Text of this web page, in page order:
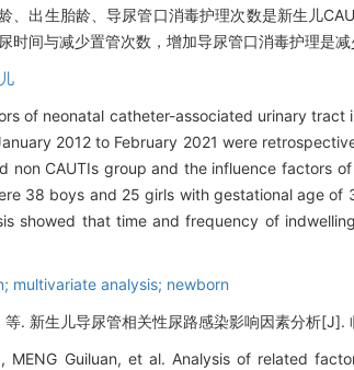
、出生胎龄、导尿管口消毒护理次数是新生儿
间与减少置管次数，增加导尿管口消毒护理是减
of neonatal catheter-associated urinary tract
2012 to February 2021 were
non CAUTIs group and the influence factors
38 boys and 25 girls with gestational age
showed that time and frequency of
multivariate analysis; newborn
等. 新生儿导尿管相关性尿路感染影响因素分析
MENG Guiluan, et al. Analysis of related